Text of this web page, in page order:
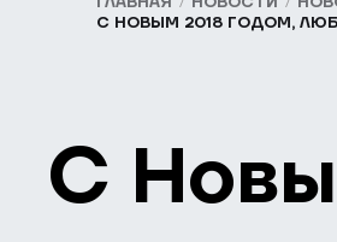
С НОВЫМ 2018 ГОДОМ,
С